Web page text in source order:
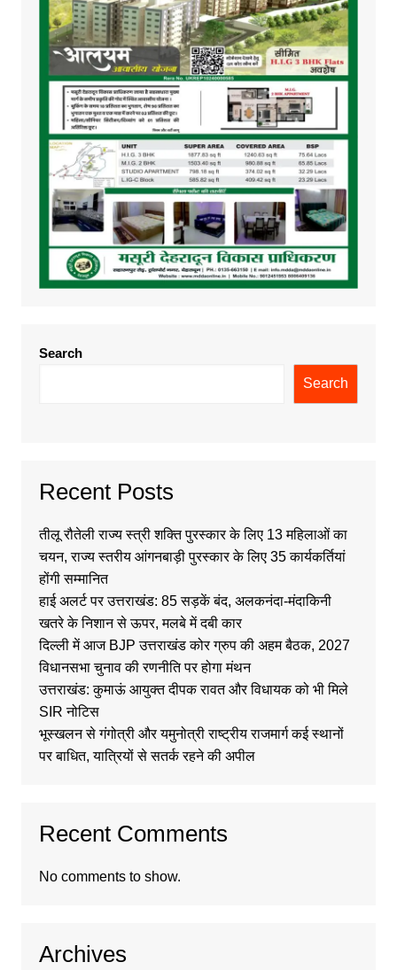
Search
Search
Recent Posts
तीलू रौतेली राज्य स्त्री शक्ति पुरस्कार के लिए 13 महिलाओं का
चयन, राज्य स्तरीय आंगनबाड़ी पुरस्कार के लिए 35 कार्यकर्तियां
होंगी सम्मानित
हाई अलर्ट पर उत्तराखंड: 85 सड़कें बंद, अलकनंदा-मंदाकिनी
खतरे के निशान से ऊपर, मलबे में दबी कार
दिल्ली में आज BJP उत्तराखंड कोर ग्रुप की अहम बैठक, 2027
विधानसभा चुनाव की रणनीति पर होगा मंथन
उत्तराखंड: कुमाऊं आयुक्त दीपक रावत और विधायक को भी मिले
SIR नोटिस
भूस्खलन से गंगोत्री और यमुनोत्री राष्ट्रीय राजमार्ग कई स्थानों
पर बाधित, यात्रियों से सतर्क रहने की अपील
Recent Comments
No comments to show.
Archives